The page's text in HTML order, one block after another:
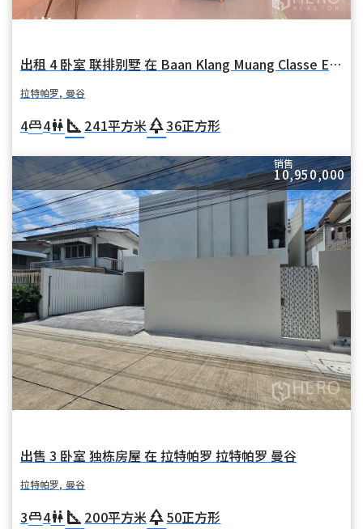
出租 4 卧室 联排别墅 在 Baan Klang Muang Classe Ekkamai-Ramintra (Baan Klang Muang Classe Ekkamai-Ramintra) 在 拉特帕罗 拉特帕罗 曼谷
拉特帕罗, 曼谷
4king_bed4wc square_foot 241平方米park36正方形
销售
10,950,000
出售 3 卧室 独栋房屋 在 拉特帕罗 拉特帕罗 曼谷
拉特帕罗, 曼谷
3king_bed4wc square_foot 200平方米park50正方形